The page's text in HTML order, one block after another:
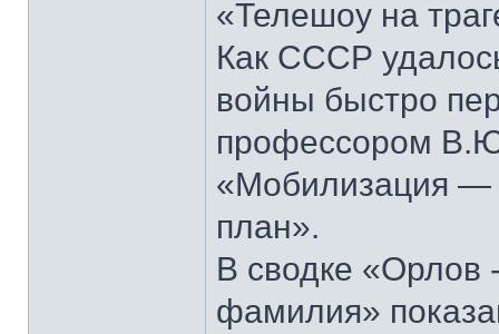
«Телешоу на
Как СССР
войны быстро
профессором
«Мобилизация —
план».
В сводке «Орлов
фамилия»